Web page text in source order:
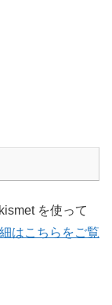
を使って
はこちらをご覧